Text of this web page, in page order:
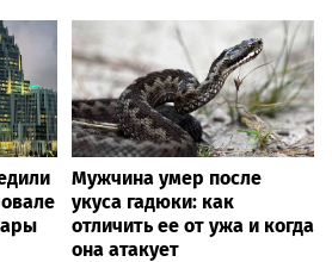
Мужчина умер после
укуса гадюки: как
отличить ее от ужа и когда
она атакует